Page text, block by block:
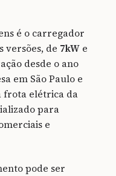
é o carregador
versões, de 7kW e
desde o ano
em São Paulo e
frota elétrica da
para
e
pode ser